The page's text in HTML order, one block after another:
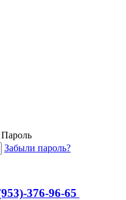
Пароль
Забыли пароль?
376-96-65